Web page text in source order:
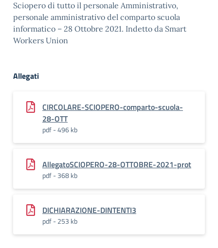
Sciopero di tutto il personale Amministrativo,
personale amministrativo del comparto scuola
informatico – 28 Ottobre 2021. Indetto da Smart
Workers Union
Allegati
CIRCOLARE-SCIOPERO-comparto-scuola-
28-OTT
pdf - 496 kb
AllegatoSCIOPERO-28-OTTOBRE-2021-prot
pdf - 368 kb
DICHIARAZIONE-DINTENTI3
pdf - 253 kb